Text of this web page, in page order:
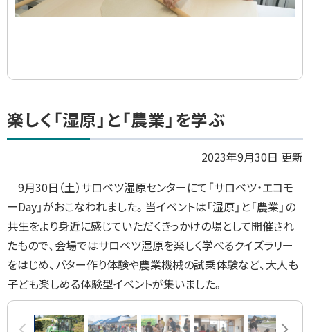
ト
ッ
る
楽しく「湿原」と「農業」を学ぶ
2023年9月30日 更新
9月30日（土）サロベツ湿原センターにて「サロベツ・エコモ
ーDay」がおこなわれました。当イベントは「湿原」と「農業」の
共生をより身近に感じていただくきっかけの場として開催され
たもので、会場ではサロベツ湿原を楽しく学べるクイズラリー
をはじめ、バター作り体験や農業機械の試乗体験など、大人も
子ども楽しめる体験型イベントが集いました。
画
前へ 次へ